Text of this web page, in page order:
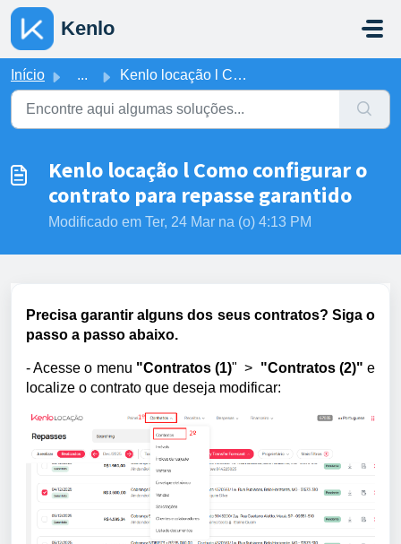
Ir para o conteúdo principal
Kenlo
Início ... Kenlo locação l Como configurar o contrato para repasse g...
Kenlo locação l Como configurar o
contrato para repasse garantido
Modificado em Ter, 24 Mar na (o) 4:13 PM
Precisa garantir alguns dos seus contratos? Siga o
passo a passo abaixo.
- Acesse o menu "Contratos (1)" > "Contratos (2)" e
localize o contrato que deseja modificar: